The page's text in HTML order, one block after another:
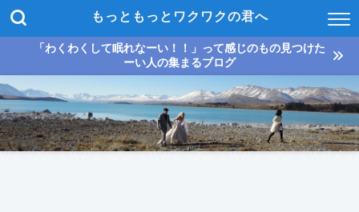
もっともっとワクワクの君へ
「わくわくして眠れなーい！！」って感じのもの見つけた
ーい人の集まるブログ